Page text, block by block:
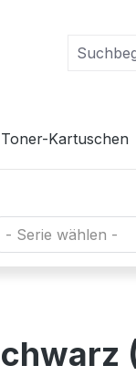
Toner-Kartuschen
- Serie wählen -